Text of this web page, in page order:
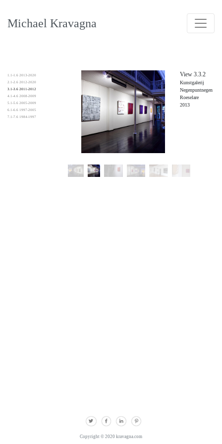
Michael Kravagna
1.1-1.6 2013-2020
2.1-2.6 2012-2020
3.1-3.6 2011-2012
4.1-4.6 2008-2009
5.1-5.6 2005-2009
6.1-6.6 1997-2005
7.1-7.6 1984-1997
View 3.3.2
Kunstgalerij
Negenpuntnegen
Roeselare
2013
Copyright © 2020 kravagna.com